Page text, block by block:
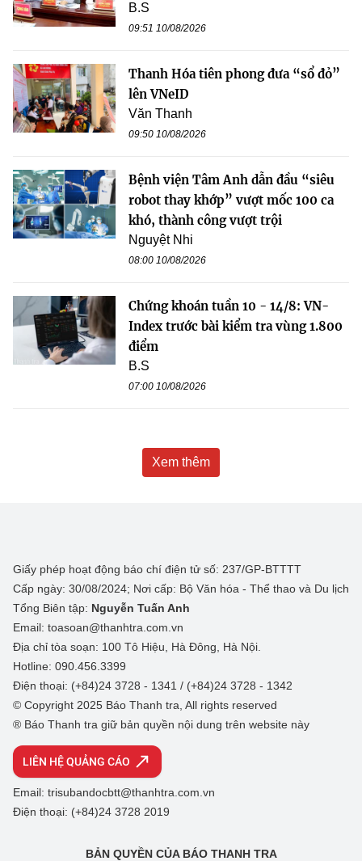
B.S
09:51 10/08/2026
Thanh Hóa tiên phong đưa “sổ đỏ”
lên VNeID
Văn Thanh
09:50 10/08/2026
Bệnh viện Tâm Anh dẫn đầu “siêu
robot thay khớp” vượt mốc 100 ca
khó, thành công vượt trội
Nguyệt Nhi
08:00 10/08/2026
Chứng khoán tuần 10 - 14/8: VN-
Index trước bài kiểm tra vùng 1.800
điểm
B.S
07:00 10/08/2026
Xem thêm
Giấy phép hoạt động báo chí điện tử số: 237/GP-BTTTT
Cấp ngày: 30/08/2024; Nơi cấp: Bộ Văn hóa - Thể thao và Du lịch
Tổng Biên tập: Nguyễn Tuấn Anh
Email: toasoan@thanhtra.com.vn
Địa chỉ tòa soạn: 100 Tô Hiệu, Hà Đông, Hà Nội.
Hotline: 090.456.3399
Điện thoại: (+84)24 3728 - 1341 / (+84)24 3728 - 1342
© Copyright 2025 Báo Thanh tra, All rights reserved
® Báo Thanh tra giữ bản quyền nội dung trên website này
LIÊN HỆ QUẢNG CÁO
Email: trisubandocbtt@thanhtra.com.vn
Điện thoại: (+84)24 3728 2019
BẢN QUYỀN CỦA BÁO THANH TRA